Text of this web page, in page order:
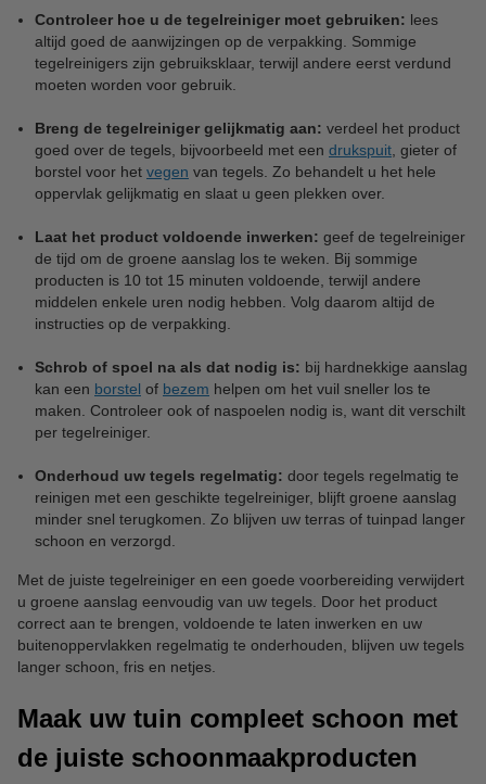
Controleer hoe u de tegelreiniger moet gebruiken: lees
altijd goed de aanwijzingen op de verpakking. Sommige
tegelreinigers zijn gebruiksklaar, terwijl andere eerst verdund
moeten worden voor gebruik.
Breng de tegelreiniger gelijkmatig aan: verdeel het product
goed over de tegels, bijvoorbeeld met een drukspuit , gieter of
borstel voor het vegen van tegels. Zo behandelt u het hele
oppervlak gelijkmatig en slaat u geen plekken over.
Laat het product voldoende inwerken: geef de tegelreiniger
de tijd om de groene aanslag los te weken. Bij sommige
producten is 10 tot 15 minuten voldoende, terwijl andere
middelen enkele uren nodig hebben. Volg daarom altijd de
instructies op de verpakking.
Schrob of spoel na als dat nodig is: bij hardnekkige aanslag
kan een borstel of bezem helpen om het vuil sneller los te
maken. Controleer ook of naspoelen nodig is, want dit verschilt
per tegelreiniger.
Onderhoud uw tegels regelmatig: door tegels regelmatig te
reinigen met een geschikte tegelreiniger, blijft groene aanslag
minder snel terugkomen. Zo blijven uw terras of tuinpad langer
schoon en verzorgd.
Met de juiste tegelreiniger en een goede voorbereiding verwijdert
u groene aanslag eenvoudig van uw tegels. Door het product
correct aan te brengen, voldoende te laten inwerken en uw
buitenoppervlakken regelmatig te onderhouden, blijven uw tegels
langer schoon, fris en netjes.
Maak uw tuin compleet schoon met
de juiste schoonmaakproducten